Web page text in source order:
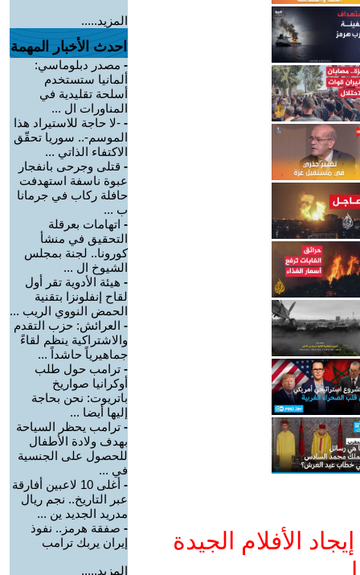
الأفلام الجيدة
المزيد.....
احدث الأخبار المهمة
- مصدر دبلوماسي:
ألمانيا ستستخدم
أسلحة تقليدية في
المناورات ال ...
- -لا حاجة للاستيراد هذا
الموسم-.. سوريا تحقّق
الاكتفاء الذاتي ...
- قتلى وجرحى بانفجار
عبوة ناسفة استهدفت
حافلة ركاب في جرمانا
ب ...
- اتهامات بعرقلة
التحقيق في منشأ
كورونا.. لجنة بمجلس
الشيوخ ال ...
- هيئة الأدوية تقر أول
لقاح إنفلونزا بتقنية
الحمض النووي الريب ...
- العرائش: حزب التقدم
والاشتراكية ينظم لقاءً
جماهيرياً حاشداً ...
- ترامب حول طلب
أوكرانيا صواريخ
باتريوت: نحن بحاجة
إليها أيضا ...
- ترامب يحظر السياحة
بهدف ولادة الأطفال
للحصول على الجنسية
في ...
-
أغلى 10 لاعبين أفارقة
عبر التاريخ.. نجم ريال
مدريد الجديد ين ...
- صفقة هرمز.. نفوذ
إيران يربك ترامب
المزيد.....